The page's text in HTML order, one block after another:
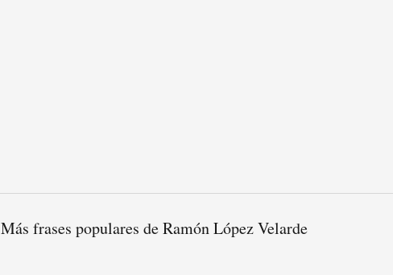
Más frases populares de Ramón López Velarde